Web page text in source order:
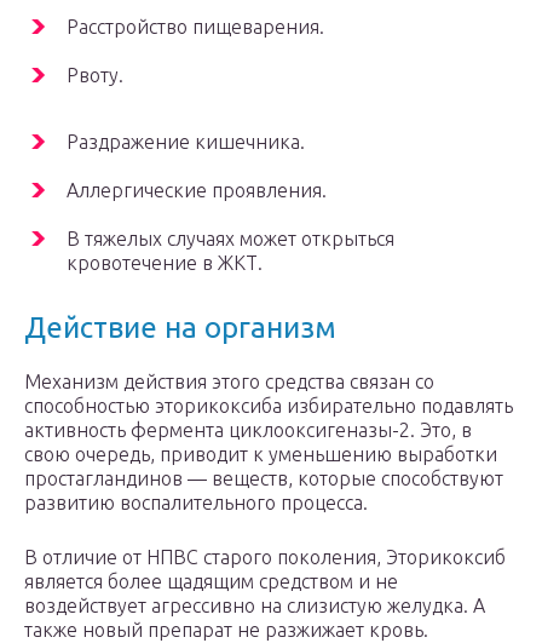
Расстройство пищеварения.
Рвоту.
Раздражение кишечника.
Аллергические проявления.
В тяжелых случаях может открыться
кровотечение в ЖКТ.
Действие на организм
Механизм действия этого средства связан со
способностью эторикоксиба избирательно подавлять
активность фермента циклооксигеназы-2. Это, в
свою очередь, приводит к уменьшению выработки
простагландинов — веществ, которые способствуют
развитию воспалительного процесса.
В отличие от НПВС старого поколения, Эторикоксиб
является более щадящим средством и не
воздействует агрессивно на слизистую желудка. А
также новый препарат не разжижает кровь.